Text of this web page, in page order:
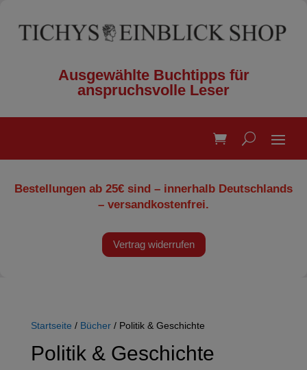
Ausgewählte Buchtipps für
anspruchsvolle Leser
Bestellungen ab 25€ sind – innerhalb Deutschlands
– versandkostenfrei.
Vertrag widerrufen
Startseite / Bücher/ Politik & Geschichte
Politik & Geschichte